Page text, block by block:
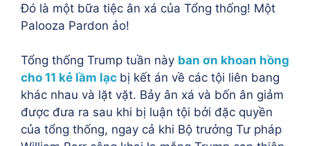
Đó là một bữa tiệc ân xá của Tổng thống! Một
Palooza Pardon ảo!
Tổng thống Trump tuần này ban ơn khoan hồng
cho 11 kẻ lầm lạc bị kết án về các tội liên bang
khác nhau và lặt vặt. Bảy ân xá và bốn ân giảm
được đưa ra sau khi bị luận tội bởi đặc quyền
của tổng thống, ngay cả khi Bộ trưởng Tư pháp